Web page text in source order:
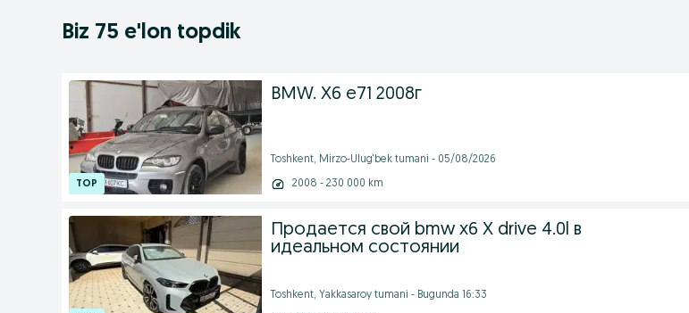
Biz 75 e'lon topdik
BMW. Х6 е71 2008г
Toshkent, Mirzo-Ulug‘bek tumani - 05/08/2026
2008 - 230 000 km
Продается свой bmw x6 X drive 4.0l в
идеальном состоянии
Toshkent, Yakkasaroy tumani - Bugunda 16:33